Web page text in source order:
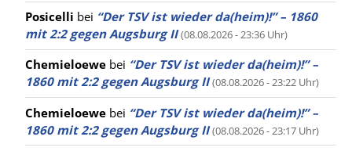
Posicelli bei “Der TSV ist wieder da(heim)!” – 1860
mit 2:2 gegen Augsburg II (08.08.2026 - 23:36 Uhr)
Chemieloewe bei “Der TSV ist wieder da(heim)!” –
1860 mit 2:2 gegen Augsburg II (08.08.2026 - 23:22 Uhr)
Chemieloewe bei “Der TSV ist wieder da(heim)!” –
1860 mit 2:2 gegen Augsburg II (08.08.2026 - 23:17 Uhr)